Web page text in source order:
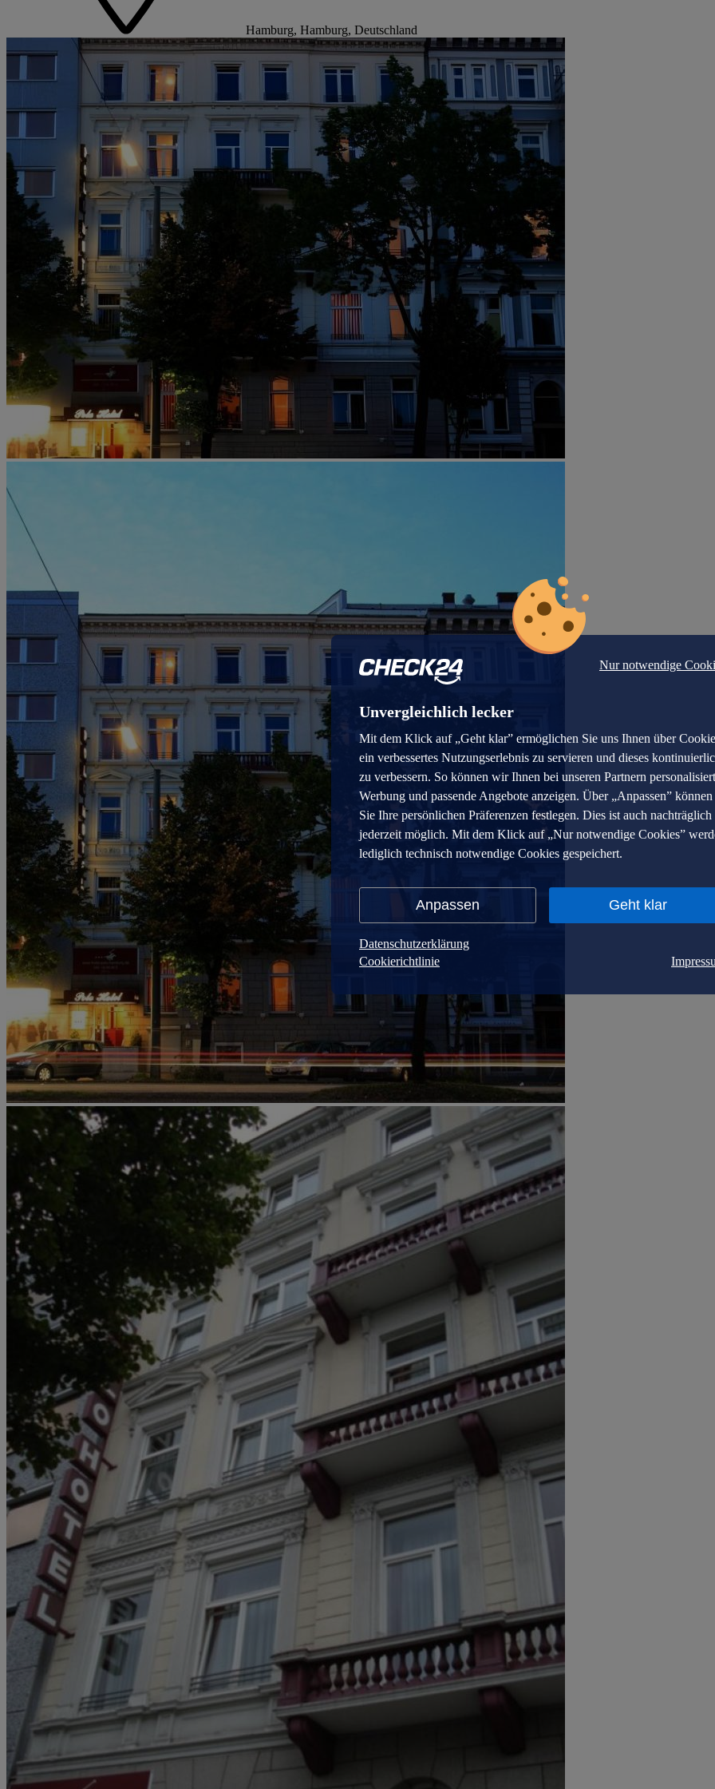
Nur notwendige
Unvergleichlich lecker
Mit dem Klick auf „Geht klar” ermöglichen Sie uns Ihnen über
ein verbessertes Nutzungserlebnis zu servieren und dieses
zu verbessern. So können wir Ihnen bei unseren Partnern
Werbung und passende Angebote anzeigen. Über „Anpassen” können
Sie Ihre persönlichen Präferenzen festlegen. Dies ist auch nachträglich
jederzeit möglich. Mit dem Klick auf „Nur notwendige Cookies”
lediglich technisch notwendige Cookies gespeichert.
Anpassen Geht klar
Datenschutzerklärung
Cookierichtlinie
Hamburg, Hamburg, Deutschland